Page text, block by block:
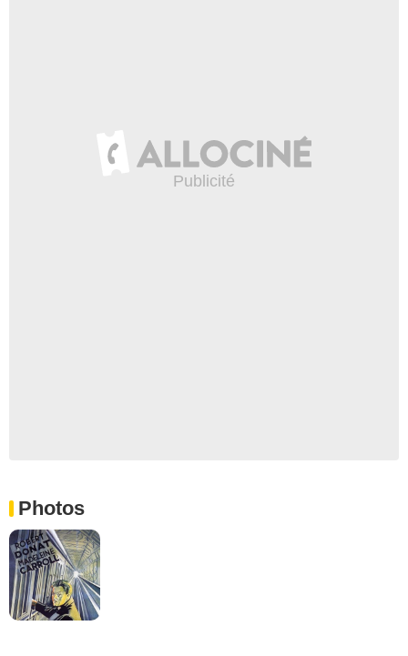
Photos